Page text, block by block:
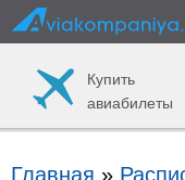
Купить
авиабилеты
Главная »